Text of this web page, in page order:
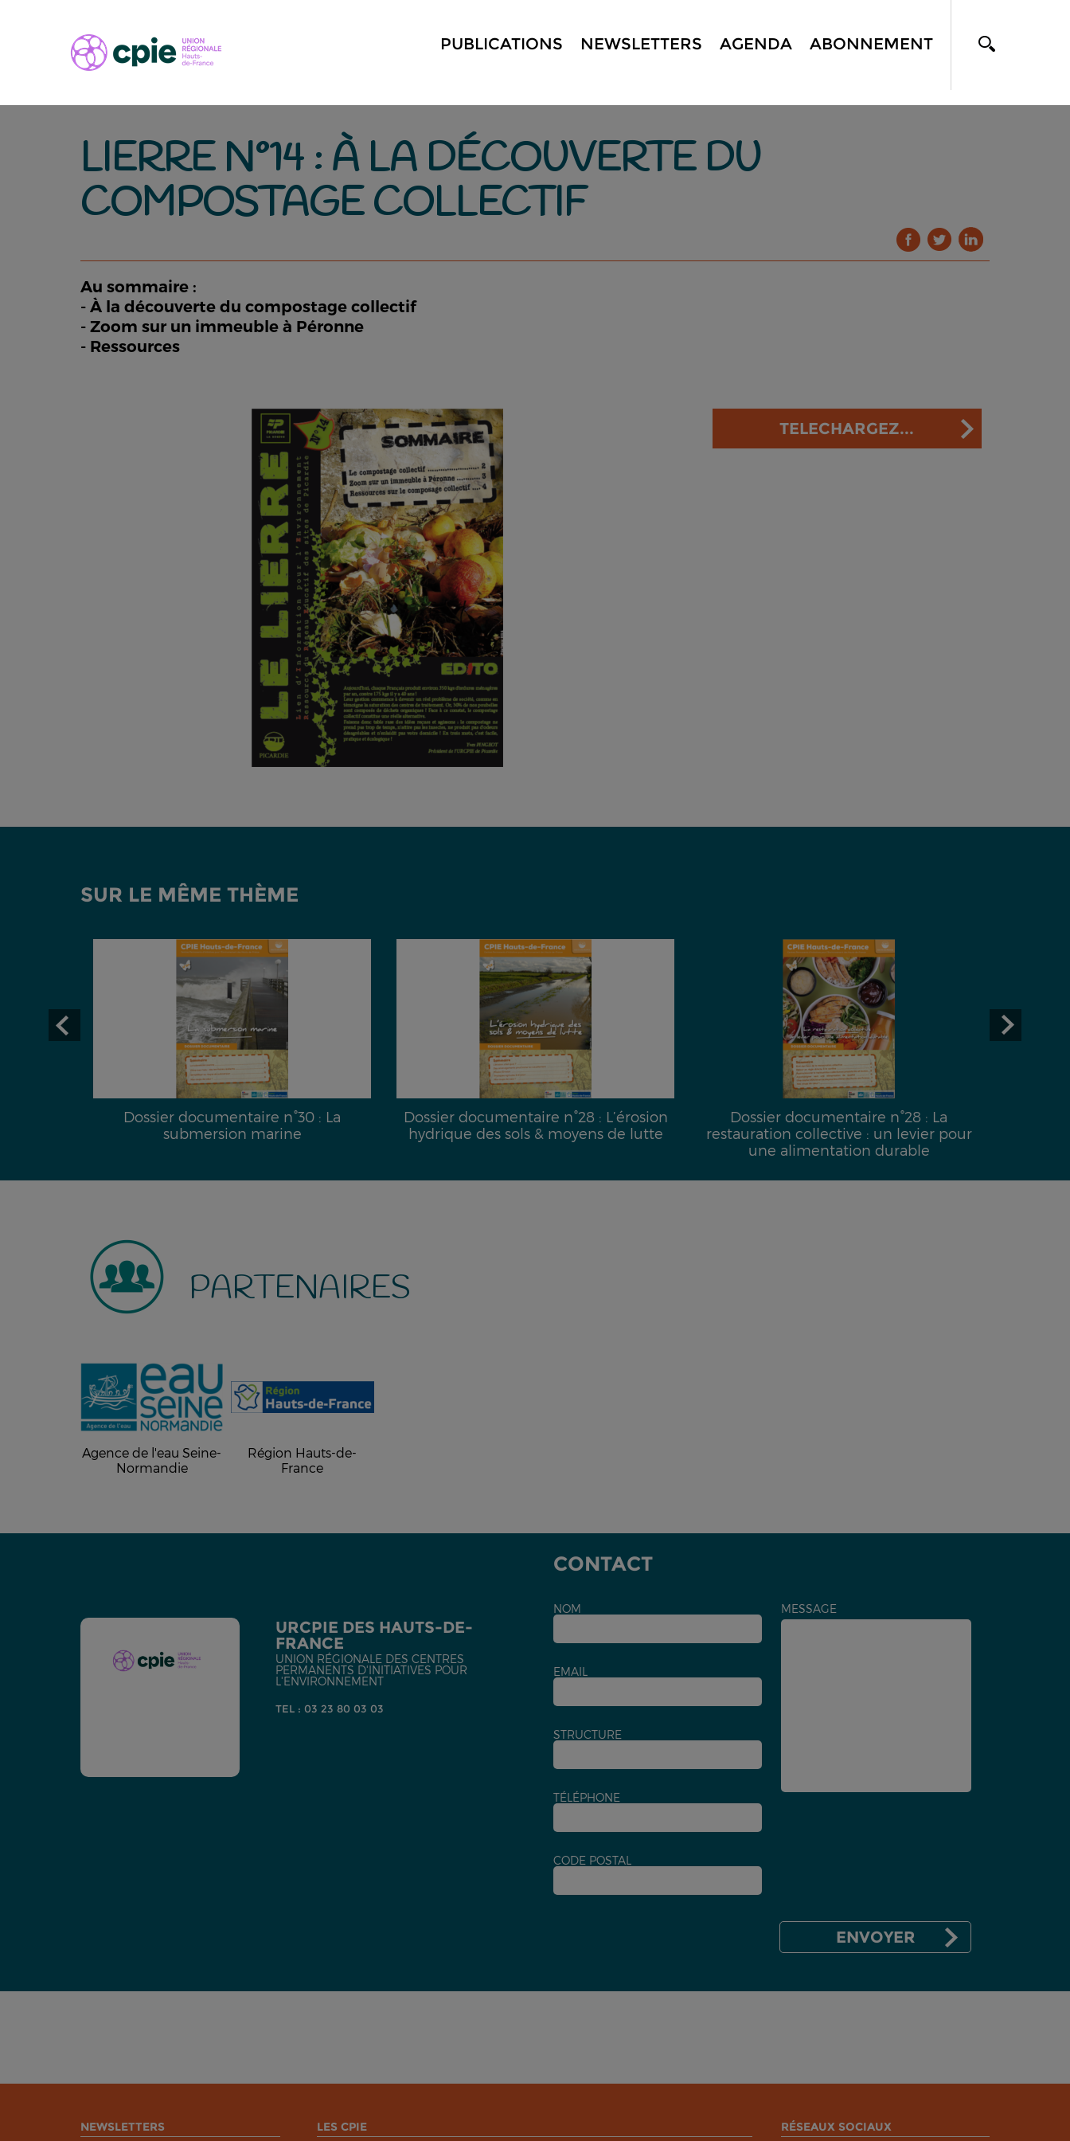
PUBLICATIONS NEWSLETTERS AGENDA ABONNEMENT
LIERRE N°14 : À LA DÉCOUVERTE DU
COMPOSTAGE COLLECTIF
Au sommaire :
- À la découverte du compostage collectif
- Zoom sur un immeuble à Péronne
- Ressources
TELECHARGEZ...
SUR LE MÊME THÈME
Dossier documentaire n°30 : La
submersion marine
Dossier documentaire n°28 : L’érosion
hydrique des sols & moyens de lutte
Dossier documentaire n°28 : La
restauration collective : un levier pour
une alimentation durable
PARTENAIRES
Agence de l'eau Seine-
Normandie
Région Hauts-de-
France
URCPIE DES HAUTS-DE-
FRANCE
UNION RÉGIONALE DES CENTRES
PERMANENTS D'INITIATIVES POUR
L'ENVIRONNEMENT
TEL : 03 23 80 03 03
CONTACT
NOM
EMAIL
STRUCTURE
TÉLÉPHONE
CODE POSTAL
MESSAGE
NEWSLETTERS LES CPIE RÉSEAUX SOCIAUX